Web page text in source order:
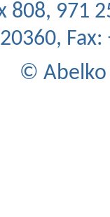
808, 971
© Abelko